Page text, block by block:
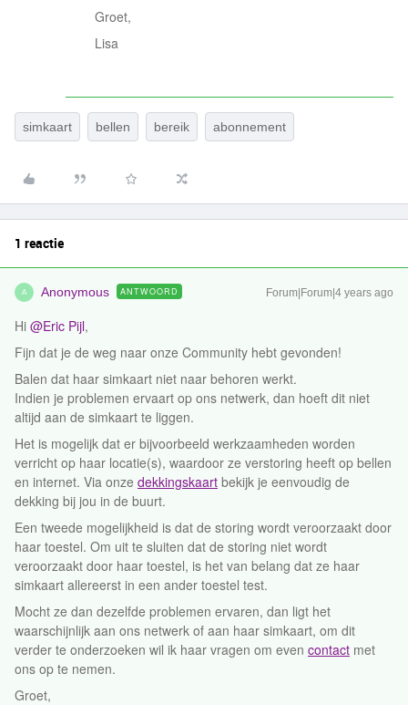
Groet,
Lisa
simkaart bellen bereik abonnement
1 reactie
A Anonymous ANTWOORD Forum|Forum|4 years ago
Hi @Eric Pijl,
Fijn dat je de weg naar onze Community hebt gevonden!
Balen dat haar simkaart niet naar behoren werkt.
Indien je problemen ervaart op ons netwerk, dan hoeft dit niet
altijd aan de simkaart te liggen.
Het is mogelijk dat er bijvoorbeeld werkzaamheden worden
verricht op haar locatie(s), waardoor ze verstoring heeft op bellen
en internet. Via onze dekkingskaart bekijk je eenvoudig de
dekking bij jou in de buurt.
Een tweede mogelijkheid is dat de storing wordt veroorzaakt door
haar toestel. Om uit te sluiten dat de storing niet wordt
veroorzaakt door haar toestel, is het van belang dat ze haar
simkaart allereerst in een ander toestel test.
Mocht ze dan dezelfde problemen ervaren, dan ligt het
waarschijnlijk aan ons netwerk of aan haar simkaart, om dit
verder te onderzoeken wil ik haar vragen om even contact met
ons op te nemen.
Groet,